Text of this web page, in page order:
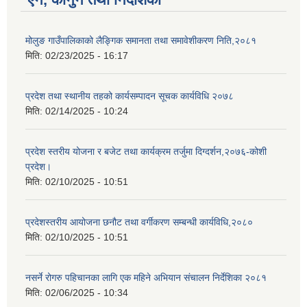
मोलुङ गाउँपालिकाको लैङ्गिक समानता तथा समावेशीकरण निति,२०८१
मिति: 02/23/2025 - 16:17
प्रदेश तथा स्थानीय तहको कार्यसम्पादन सूचक कार्यविधि २०७८
मिति: 02/14/2025 - 10:24
प्रदेश स्तरीय योजना र बजेट तथा कार्यक्रम तर्जुमा दिग्दर्शन,२०७६-कोशी
प्रदेश।
मिति: 02/10/2025 - 10:51
प्रदेशस्तरीय आयोजना छनौट तथा वर्गीकरण सम्बन्धी कार्यविधि,२०८०
मिति: 02/10/2025 - 10:51
नसर्ने रोगरु पहिचानका लागि एक महिने अभियान संचालन निर्देशिका २०८१
मिति: 02/06/2025 - 10:34